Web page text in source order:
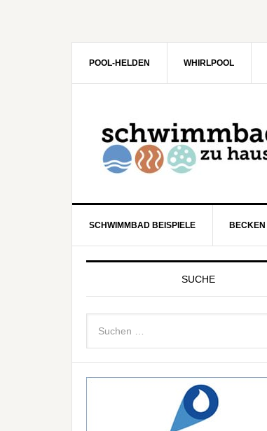
POOL-HELDEN WHIRLPOOL
SCHWIMMBAD BEISPIELE BECKEN
SUCHE